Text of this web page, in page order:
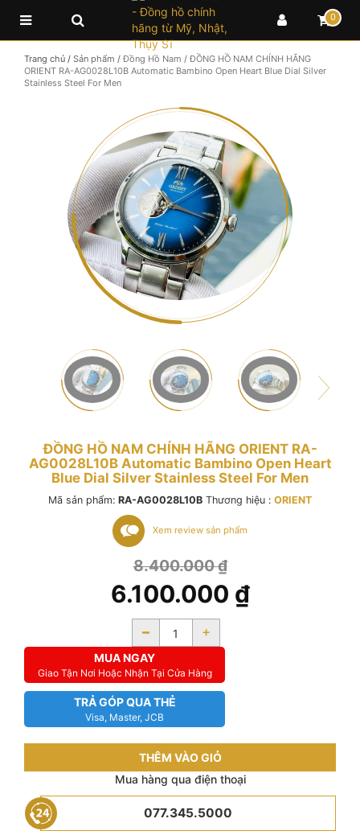
0
Trang chủ / Sản phẩm / Đồng Hồ Nam / ĐỒNG HỒ NAM CHÍNH HÃNG
ORIENT RA-AG0028L10B Automatic Bambino Open Heart Blue Dial Silver
Stainless Steel For Men
ĐỒNG HỒ NAM CHÍNH HÃNG ORIENT RA-
AG0028L10B Automatic Bambino Open Heart
Blue Dial Silver Stainless Steel For Men
Mã sản phẩm: RA-AG0028L10B Thương hiệu : ORIENT
Xem review sản phẩm
8.400.000₫
6.100.000 ₫
- +
MUA NGAY
Giao Tận Nơi Hoặc Nhận Tại Cửa Hàng
TRẢ GÓP QUA THẺ
Visa, Master, JCB
THÊM VÀO GIỎ
Mua hàng qua điện thoại
077.345.5000